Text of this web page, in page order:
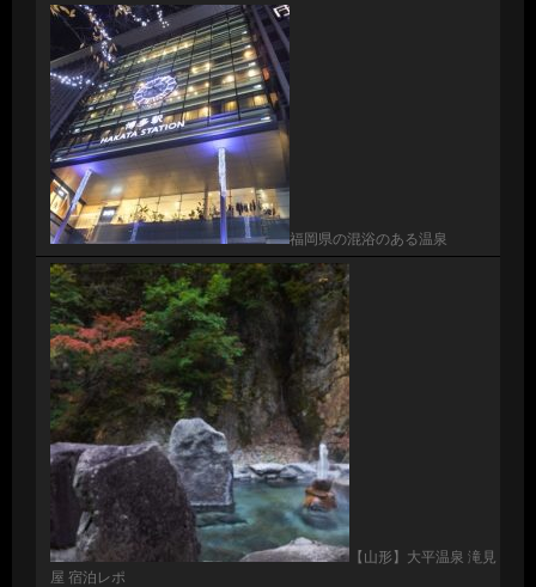
福岡県の混浴のある温泉
【山形】大平温泉 滝見
屋 宿泊レポ